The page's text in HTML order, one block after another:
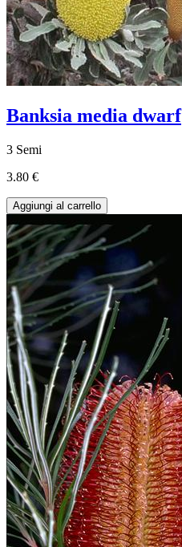
Banksia media dwarf
3 Semi
3.80 €
Aggiungi al carrello